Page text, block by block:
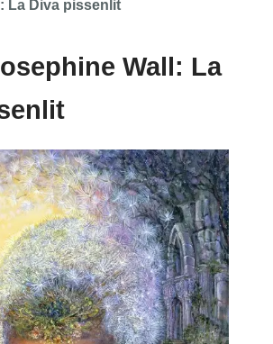
La Diva pissenlit
Wall: La